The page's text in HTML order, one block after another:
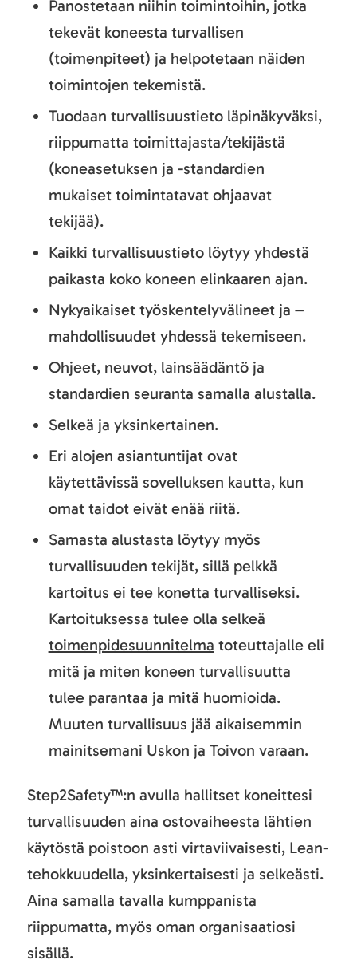
Panostetaan niihin toimintoihin, jotka
tekevät koneesta turvallisen
(toimenpiteet) ja helpotetaan näiden
toimintojen tekemistä.
Tuodaan turvallisuustieto läpinäkyväksi,
riippumatta toimittajasta/tekijästä
(koneasetuksen ja -standardien
mukaiset toimintatavat ohjaavat
tekijää).
Kaikki turvallisuustieto löytyy yhdestä
paikasta koko koneen elinkaaren ajan.
Nykyaikaiset työskentelyvälineet ja –
mahdollisuudet yhdessä tekemiseen.
Ohjeet, neuvot, lainsäädäntö ja
standardien seuranta samalla alustalla.
Selkeä ja yksinkertainen.
Eri alojen asiantuntijat ovat
käytettävissä sovelluksen kautta, kun
omat taidot eivät enää riitä.
Samasta alustasta löytyy myös
turvallisuuden tekijät, sillä pelkkä
kartoitus ei tee konetta turvalliseksi.
Kartoituksessa tulee olla selkeä
toimenpidesuunnitelma toteuttajalle eli
mitä ja miten koneen turvallisuutta
tulee parantaa ja mitä huomioida.
Muuten turvallisuus jää aikaisemmin
mainitsemani Uskon ja Toivon varaan.
Step2Safety™:n avulla hallitset koneittesi
turvallisuuden aina ostovaiheesta lähtien
käytöstä poistoon asti virtaviivaisesti, Lean-
tehokkuudella, yksinkertaisesti ja selkeästi.
Aina samalla tavalla kumppanista
riippumatta, myös oman organisaatiosi
sisällä.